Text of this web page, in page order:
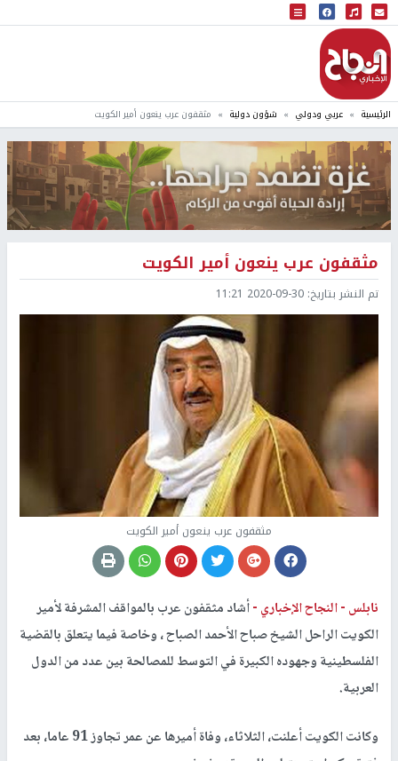
البث المباشر
إذاعة النجاح
الرئيسية عربي ودولي شؤون دولية مثقفون عرب ينعون أمير الكويت
مثقفون عرب ينعون أمير الكويت
تم النشر بتاريخ: 2020-09-30 11:21
مثقفون عرب ينعون أمير الكويت
نابلس -النجاح الإخباري -أشاد مثقفون عرب بالمواقف المشرفة لأمير
الكويت الراحل الشيخ صباح الأحمد الصباح ، وخاصة فيما يتعلق بالقضية
الفلسطينية وجهوده الكبيرة في التوسط للمصالحة بين عدد من الدول
العربية.
وكانت الكويت أعلنت، الثلاثاء، وفاة أميرها عن عمر تجاوز 91 عاما، بعد